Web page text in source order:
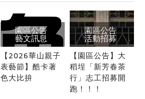
園區公告
藝文訊息
【2026華山親子
表藝節】酷卡著
色大比拚
園區公告
活動招募
【園區公告】大
稻埕「新芳春茶
行」志工招募開
跑！！！